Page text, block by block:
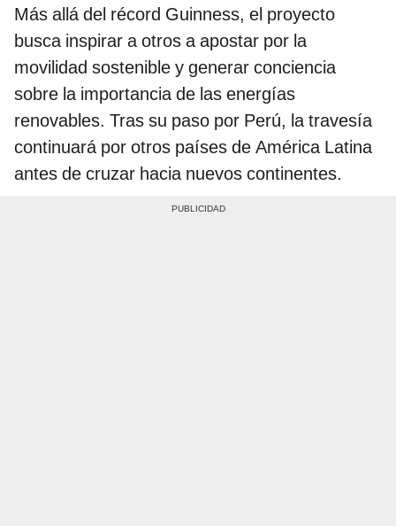
Más allá del récord Guinness, el proyecto
busca inspirar a otros a apostar por la
movilidad sostenible y generar conciencia
sobre la importancia de las energías
renovables. Tras su paso por Perú, la travesía
continuará por otros países de América Latina
antes de cruzar hacia nuevos continentes.